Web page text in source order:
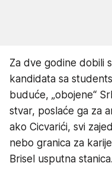
Za dve godine dobili
kandidata sa
buduće, „obojene“
stvar, poslaće ga za
ako Cicvarići, svi
nebo granica za
Brisel usputna